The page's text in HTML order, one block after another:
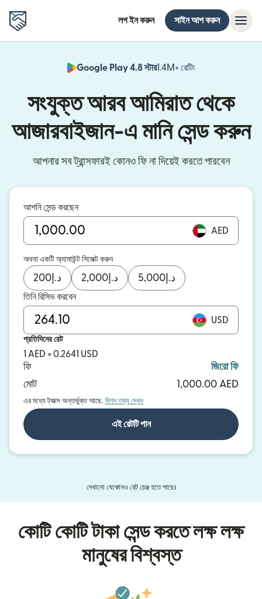
লগ ইন করুন সাইন আপ করুন
Google Play 4.8 স্টার1.4M+ রেটিং
সংযুক্ত আরব আমিরাত থেকে
আজারবাইজান-এ মানি সেন্ড করুন
আপনার সব ট্রান্সফারই কোনও ফি না দিয়েই করতে পারবেন
আপনি সেন্ড করছেন
AED
অথবা একটি অ্যামাউন্ট সিলেক্ট করুন
د.إ 200 د.إ 2,000 د.إ 5,000
তিনি রিসিভ করবেন
USD
প্রতিদিনের রেট
1 AED = 0.2641 USD
ফি
জিরো ফি
মোট
1,000.00 AED
এর মধ্যে ট্যাক্স অন্তর্ভুক্ত আছে. বিশদ তথ্য দেখুন
এই রেটটি পান
দেখানো যেকোনও রেট চেঞ্জ হতে পারে।
কোটি কোটি টাকা সেন্ড করতে লক্ষ লক্ষ
মানুষের বিশ্বস্ত